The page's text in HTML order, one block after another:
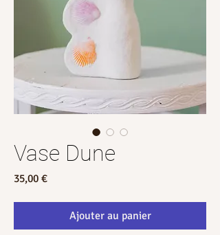
Vase Dune
35,00 €Prix
Ajouter au panier